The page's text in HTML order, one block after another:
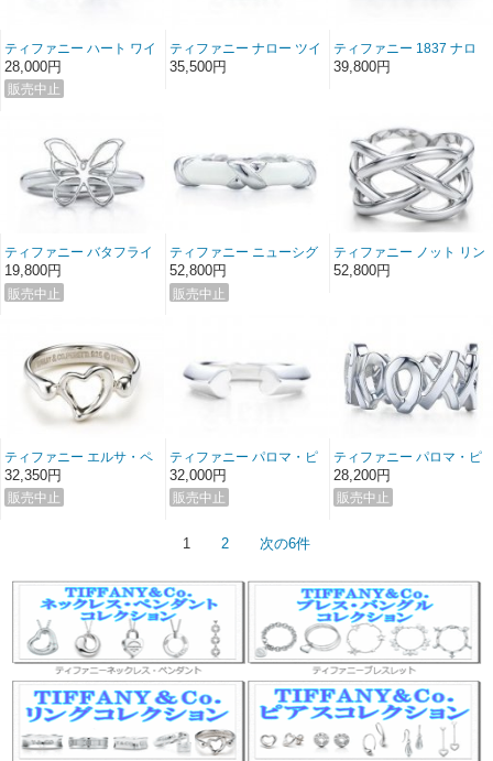
ティファニー ハート ワイ
ヤー リング
28,000円
ティファニー ナロー ツイ
スト リング
35,500円
ティファニー 1837 ナロ
ー リング
39,800円
ティファニー バタフライ
リング
19,800円
ティファニー ニューシグ
ネチャー リング
52,800円
ティファニー ノット リン
グ
52,800円
ティファニー エルサ・ペ
レッティ オープンハート
リング ミニ
32,350円
ティファニー パロマ・ピ
カソ テンダネスハート リ
ング
32,000円
ティファニー パロマ・ピ
カソ ラブ＆キス リング
28,200円
1 2 次の6件